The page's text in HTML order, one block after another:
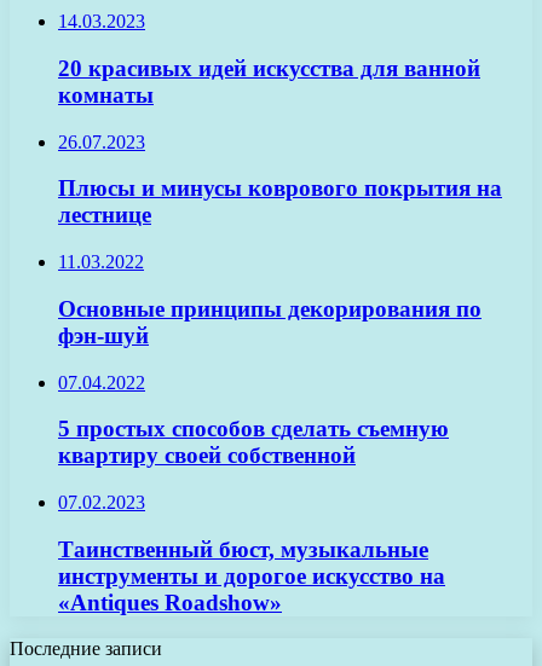
14.03.2023
20 красивых идей искусства для ванной
комнаты
26.07.2023
Плюсы и минусы коврового покрытия на
лестнице
11.03.2022
Основные принципы декорирования по
фэн-шуй
07.04.2022
5 простых способов сделать съемную
квартиру своей собственной
07.02.2023
Таинственный бюст, музыкальные
инструменты и дорогое искусство на
«Antiques Roadshow»
Последние записи